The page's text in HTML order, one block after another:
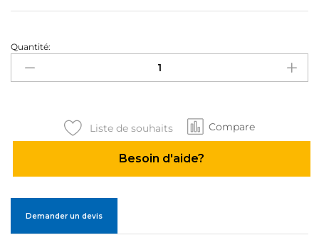
Gamme
Locks
–
&
chevelu
pellicules
quantité
Quantité:
Liste de souhaits Compare
Besoin d'aide?
Demander un devis